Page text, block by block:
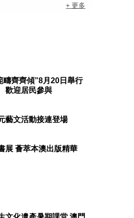
+ 更多
疇齊齊傾”8月20日舉行
歡迎居民參與
藝文活動接連登場
展 薈萃本澳出版精華